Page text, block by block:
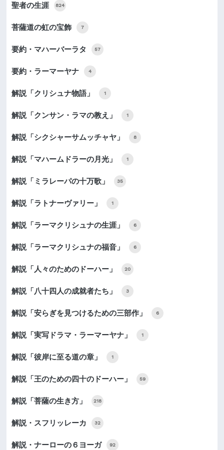
聖者の生涯 824
菩薩道の虹の宝飾 7
要約・マハーバーラタ 57
要約・ラーマーヤナ 4
解説「クリシュナ物語」 1
解説「クンサン・ラマの教え」 1
解説「シクシャーサムッチャヤ」 8
解説「マハームドラーの月光」 1
解説「ミラレーパの十万歌」 35
解説「ラトナーヴァリー」 1
解説「ラーマクリシュナの生涯」 6
解説「ラーマクリシュナの福音」 6
解説「人々のためのドーハー」 20
解説「八十四人の成就者たち」 3
解説「安らぎを見つけるための三部作」 6
解説「実写ドラマ・ラーマーヤナ」 1
解説「彼岸に至る道の章」 1
解説「王のための四十のドーハー」 59
解説「菩薩の生き方」 218
解説・スフリッレーカ 32
解説・ナーローの６ヨーガ 92